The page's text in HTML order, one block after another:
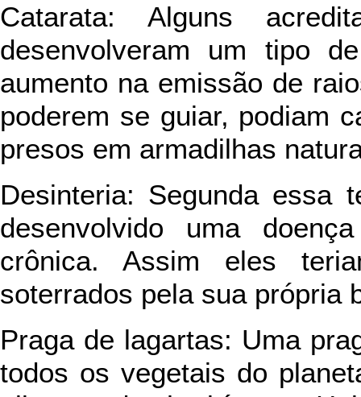
Catarata: Alguns
desenvolveram um tipo
aumento na emissão de
poderem se guiar, podiam
presos em armadilhas
Desinteria: Segunda essa
desenvolvido uma
crônica. Assim eles
soterrados pela sua própria
Praga de lagartas: Uma
todos os vegetais do